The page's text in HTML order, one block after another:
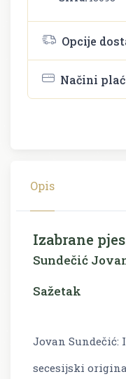
Opcije
Načini
Opis
Izabrane
Sundečić
Sažetak
Jovan Sundečić:
secesijski